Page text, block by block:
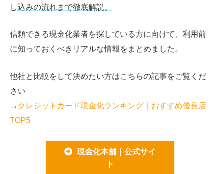
し込みの流れまで徹底解説。
信頼できる現金化業者を探している方に向けて、利用前
に知っておくべきリアルな情報をまとめました。
他社と比較をして決めたい方はこちらの記事をご覧くだ
さい
→ クレジットカード現金化ランキング｜おすすめ優良店
TOP5
現金化本舗｜公式サイ
ト